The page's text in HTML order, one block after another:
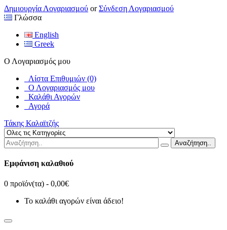
Δημιουργία Λογαριασμού orΣύνδεση Λογαριασμού
Γλώσσα
English
Greek
Ο Λογαριασμός μου
Λίστα Επιθυμιών (0)
Ο Λογαριασμός μου
Καλάθι Αγορών
Αγορά
Τάκης Καλαϊτζής
Αναζήτηση..
Εμφάνιση καλαθιού
0 προϊόν(τα) - 0,00€
Το καλάθι αγορών είναι άδειο!